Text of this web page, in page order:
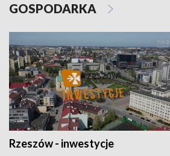
GOSPODARKA
Rzeszów - inwestycje